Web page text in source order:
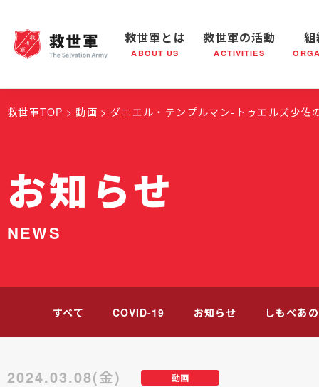
救世軍とは
ABOUT US
救世軍とは 世界が抱えている社会問題 救世軍
救世軍の活動
ACTIVITIES
救世軍の活動 社会鍋
組織概要
救世軍TOP 動画 ダニエル・テンプルマン-トゥエルズ少佐
お知らせ
NEWS
すべて COVID-19 お知らせ しもべあ
動画
2024.03.08(金)